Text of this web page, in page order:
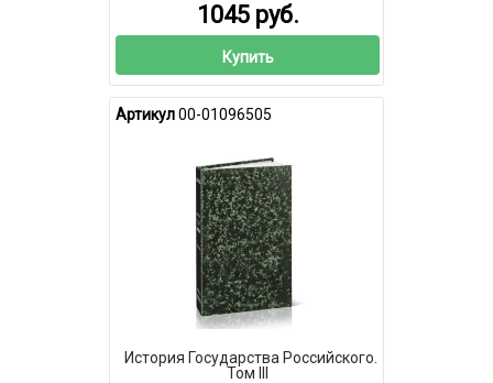
1045 руб.
Купить
Артикул00-01096505
История Государства Российского.
Том III